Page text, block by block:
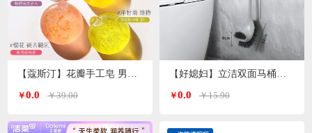
￥0.0 ￥39.00 ￥0.0 ￥15.90